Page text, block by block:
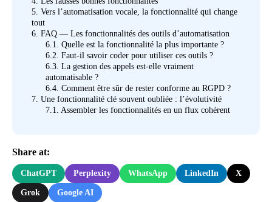
5. Vers l’automatisation vocale, la fonctionnalité qui change
tout
6. FAQ — Les fonctionnalités des outils d’automatisation
6.1. Quelle est la fonctionnalité la plus importante ?
6.2. Faut-il savoir coder pour utiliser ces outils ?
6.3. La gestion des appels est-elle vraiment
automatisable ?
6.4. Comment être sûr de rester conforme au RGPD ?
7. Une fonctionnalité clé souvent oubliée : l’évolutivité
7.1. Assembler les fonctionnalités en un flux cohérent
Share at:
ChatGPT Perplexity WhatsApp LinkedIn X
Grok Google AI